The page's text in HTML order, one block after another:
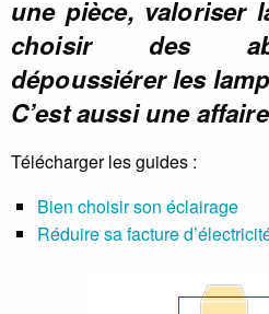
une pièce, valoriser
choisir des
dépoussiérer les
C’est aussi une
Télécharger les guides :
Bien choisir son éclairage
Réduire sa facture